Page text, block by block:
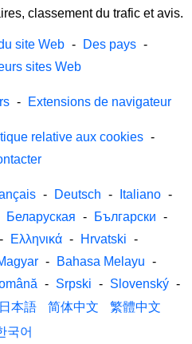
classement du trafic et avis.
site Web - Des pays -
sites Web
- Extensions de navigateur
relative aux cookies -
- Deutsch - Italiano -
Беларуская - Български -
- Ελληνικά - Hrvatski -
- Bahasa Melayu -
- Srpski - Slovenský -
日本語 简体中文
繁體中文
국어